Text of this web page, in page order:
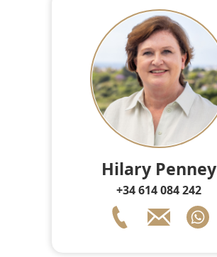
Hilary Penney
+34 614 084 242